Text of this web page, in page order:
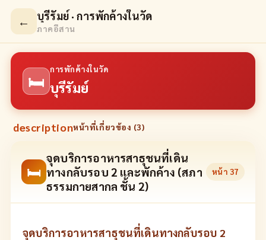
← บุรีรัมย์ · การพักค้างในวัด
ภาคอีสาน
🛏
การพักค้างในวัด
บุรีรัมย์
descriptionหน้าที่เกี่ยวข้อง (3)
🛏
จุดบริการอาหารสาธุชนที่เดิน
ทางกลับรอบ 2 และพักค้าง (สภา
ธรรมกายสากล ชั้น 2)
หน้า 37
จุดบริการอาหารสาธุชนที่เดินทางกลับรอบ 2